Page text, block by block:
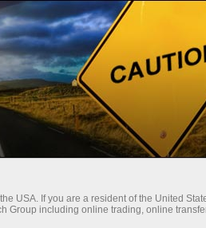
Торгова платформа
Партнерам Промоакції
USA. If you are a resident of the United
Group including online trading, online